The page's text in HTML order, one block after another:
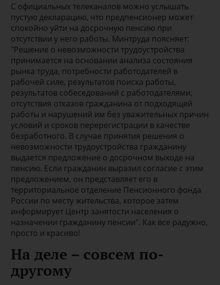
С официальных телеканалов можно услышать
пустую декларацию, что предпенсионер может
спокойно уйти на досрочную пенсию при
отсутствии у него работы. Минтруда поясняет:
"Решение о невозможности трудоустройства
принимается на основании анализа состояния
рынка труда, потребности работодателей в
рабочей силе, результатов поиска работы,
результатов собеседований с работодателями,
отсутствия отказов гражданина от подходящей
работы и нарушений им без уважительных причин
условий и сроков перерегистрации в качестве
безработного. В случае принятия решения о
невозможности трудоустройства гражданину
выдается предложение о досрочном выходе на
пенсию. Если гражданин выразил согласие с этим
предложением, он представляет его в
территориальное отделение Пенсионного фонда
России по месту жительства, которое затем
информирует Центр занятости населения о
назначении гражданину пенсии". Как все радужно,
просто и красиво!
На деле – совсем по-
другому